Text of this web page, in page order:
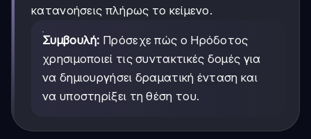
κατανοήσεις πλήρως το κείμενο.
Συμβουλή: Πρόσεχε πώς ο Ηρόδοτος
χρησιμοποιεί τις συντακτικές δομές για
να δημιουργήσει δραματική ένταση και
να υποστηρίξει τη θέση του.